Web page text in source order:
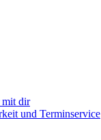
mit dir
und Terminservice